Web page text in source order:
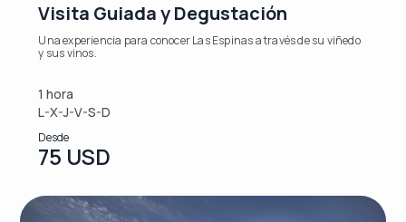
Visita Guiada y Degustación
Una experiencia para conocer Las Espinas a través de su viñedo
y sus vinos.
1 hora
L-X-J-V-S-D
Desde
75 USD